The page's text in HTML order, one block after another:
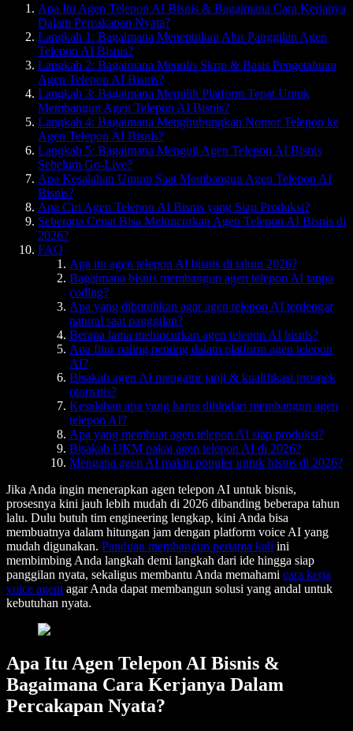
Apa Itu Agen Telepon AI Bisnis & Bagaimana Cara Kerjanya
Dalam Percakapan Nyata?
Langkah 1: Bagaimana Menentukan Alur Panggilan Agen
Telepon AI Bisnis?
Langkah 2: Bagaimana Menulis Skrip & Basis Pengetahuan
Agen Telepon AI Bisnis?
Langkah 3: Bagaimana Memilih Platform Tepat Untuk
Membangun Agen Telepon AI Bisnis?
Langkah 4: Bagaimana Menghubungkan Nomor Telepon ke
Agen Telepon AI Bisnis?
Langkah 5: Bagaimana Menguji Agen Telepon AI Bisnis
Sebelum Go-Live?
Apa Kesalahan Umum Saat Membangun Agen Telepon AI
Bisnis?
Apa Ciri Agen Telepon AI Bisnis yang Siap Produksi?
Seberapa Cepat Bisa Meluncurkan Agen Telepon AI Bisnis di
2026?
FAQ
Apa itu agen telepon AI bisnis di tahun 2026?
Bagaimana bisnis membangun agen telepon AI tanpa
coding?
Apa yang dibutuhkan agar agen telepon AI terdengar
natural saat panggilan?
Berapa lama meluncurkan agen telepon AI bisnis?
Apa fitur paling penting dalam platform agen telepon
AI?
Bisakah agen AI mengatur janji & kualifikasi prospek
otomatis?
Kesalahan apa yang harus dihindari membangun agen
telepon AI?
Apa yang membuat agen telepon AI siap produksi?
Bisakah UKM pakai agen telepon AI di 2026?
Mengapa agen AI makin populer untuk bisnis di 2026?
Jika Anda ingin menerapkan agen telepon AI untuk bisnis,
prosesnya kini jauh lebih mudah di 2026 dibanding beberapa tahun
lalu. Dulu butuh tim engineering lengkap, kini Anda bisa
membuatnya dalam hitungan jam dengan platform voice AI yang
mudah digunakan. Panduan membangun pertama kali ini
membimbing Anda langkah demi langkah dari ide hingga siap
panggilan nyata, sekaligus membantu Anda memahami cara kerja
voice agent agar Anda dapat membangun solusi yang andal untuk
kebutuhan nyata.
Apa Itu Agen Telepon AI Bisnis &
Bagaimana Cara Kerjanya Dalam
Percakapan Nyata?